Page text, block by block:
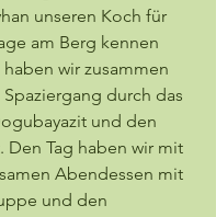
unseren Koch für
am Berg kennen
wir zusammen
durch das
und den
Den Tag haben wir mit
Abendessen mit
und den